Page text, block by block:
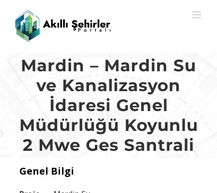
content
Mardin – Mardin Su
ve Kanalizasyon
İdaresi Genel
Müdürlüğü Koyunlu
2 Mwe Ges Santrali
Genel Bilgi